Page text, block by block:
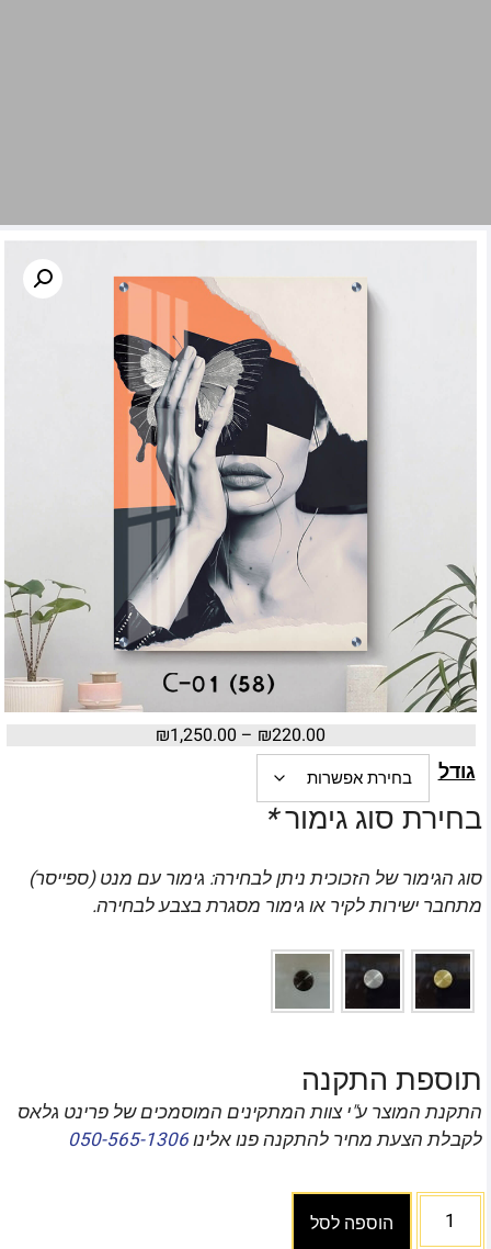
₪220.00
–
₪1,250.00
גודל
בחירת סוג גימור*
סוג הגימור של הזכוכית ניתן לבחירה: גימור עם מנט (ספייסר)
מתחבר ישירות לקיר או גימור מסגרת בצבע לבחירה.
תוספת התקנה
התקנת המוצר ע"י צוות המתקינים המוסמכים של פרינט גלאס
לקבלת הצעת מחיר להתקנה פנו אלינו050-565-1306
הוספה לסל